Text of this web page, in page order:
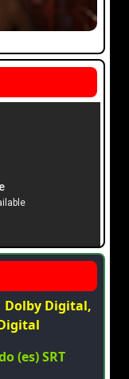
Dolby Digital,
(es) SRT